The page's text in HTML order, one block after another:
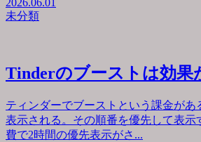
2026.06.01
未分類
Tinderのブーストは効果
ティンダーでブーストという課金が
表示される。その順番を優先して表
費で2時間の優先表示がさ...